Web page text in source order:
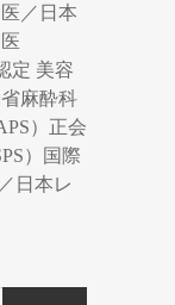
／日本
定 美容
麻酔科
）正会
）国際
日本レ